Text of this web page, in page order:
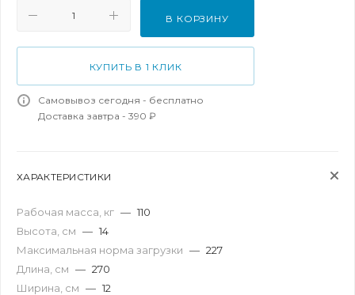
В КОРЗИНУ
КУПИТЬ В 1 КЛИК
Самовывоз сегодня - бесплатно
Доставка завтра - 390 ₽
ХАРАКТЕРИСТИКИ
Рабочая масса, кг — 110
Высота, см — 14
Максимальная норма загрузки — 227
Длина, см — 270
Ширина, см — 12